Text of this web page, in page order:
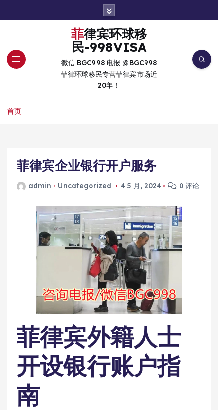
菲律宾环球移
民-998VISA
微信 BGC998 电报 @BGC998
菲律环球移民专营菲律宾市场近
20年！
首页
菲律宾企业银行开户服务
admin Uncategorized 4 5 月, 2024 0 评论
菲律宾外籍人士
开设银行账户指
南